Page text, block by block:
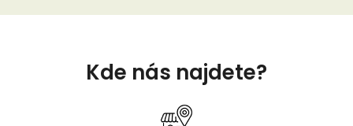
Kde nás najdete?